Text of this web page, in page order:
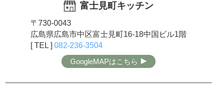
富士見町キッチン
〒730-0043
広島県広島市中区富士見町16-18中国ビル1階
[ TEL ] 082-236-3504
GoogleMAPはこちら